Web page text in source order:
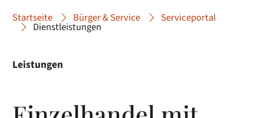
Startseite Bürger & Service Serviceportal
Dienstleistungen
Leistungen